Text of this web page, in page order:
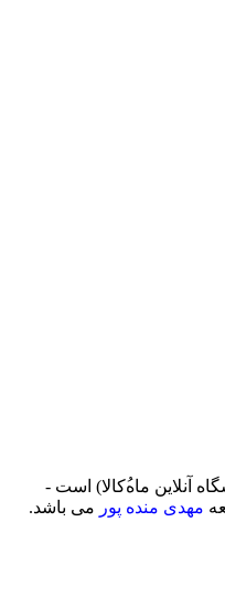
آنلاین ماه‌‌‌‌‌‌ُکالا) است -
مهدی منده پور می باشد.